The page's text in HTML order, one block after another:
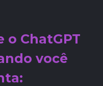
o ChatGPT
você